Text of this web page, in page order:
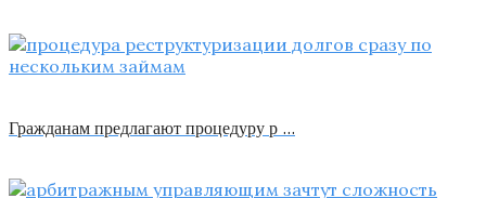
Гражданам предлагают процедуру р …